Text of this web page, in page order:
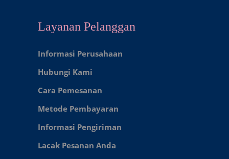
Layanan Pelanggan
Informasi Perusahaan
Hubungi Kami
Cara Pemesanan
Metode Pembayaran
Informasi Pengiriman
Lacak Pesanan Anda